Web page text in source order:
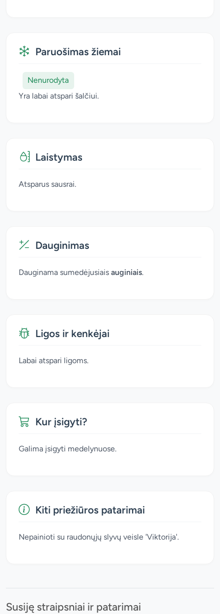
Paruošimas žiemai
Nenurodyta
Yra labai atspari šalčiui.
Laistymas
Atsparus sausrai.
Dauginimas
Dauginama sumedėjusiais auginiais.
Ligos ir kenkėjai
Labai atspari ligoms.
Kur įsigyti?
Galima įsigyti medelynuose.
Kiti priežiūros patarimai
Nepainioti su raudonųjų slyvų veisle 'Viktorija'.
Susiję straipsniai ir patarimai